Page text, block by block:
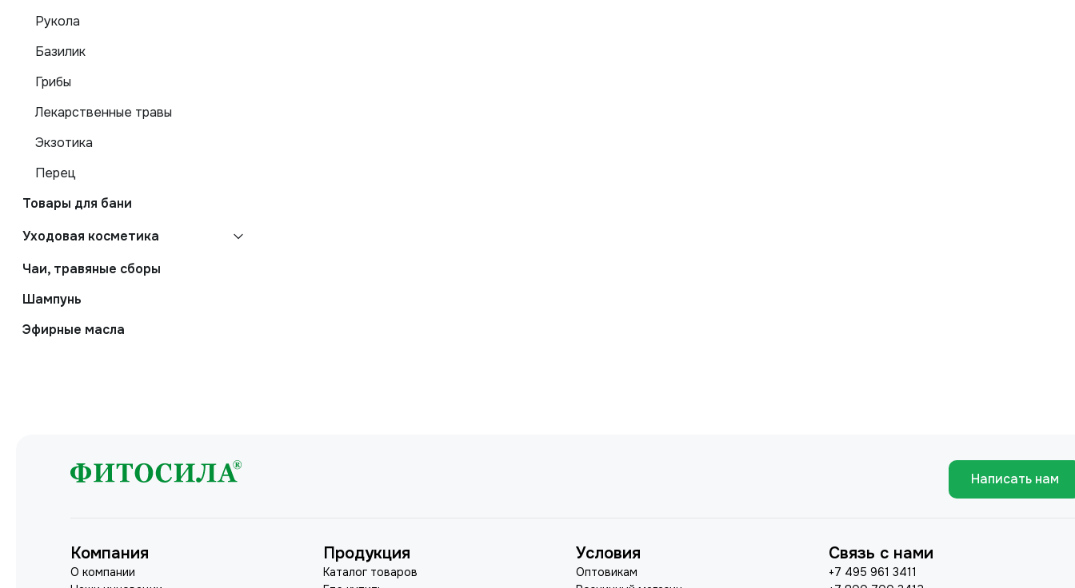
Рукола
Базилик
Грибы
Лекарственные травы
Экзотика
Перец
Товары для бани
Уходовая косметика
Чаи, травяные сборы
Шампунь
Эфирные масла
Написать нам
Компания
О компании
Продукция
Каталог товаров
Условия
Оптовикам
Связь с нами
+7 495 961 3411